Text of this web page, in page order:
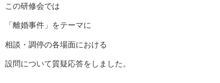
この研修会では
「離婚事件」をテーマに
相談・調停の各場面における
設問について質疑応答をしました。